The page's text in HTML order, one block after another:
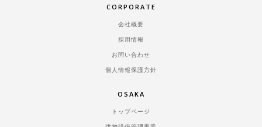
CORPORATE
会社概要
採用情報
お問い合わせ
個人情報保護方針
OSAKA
トップページ